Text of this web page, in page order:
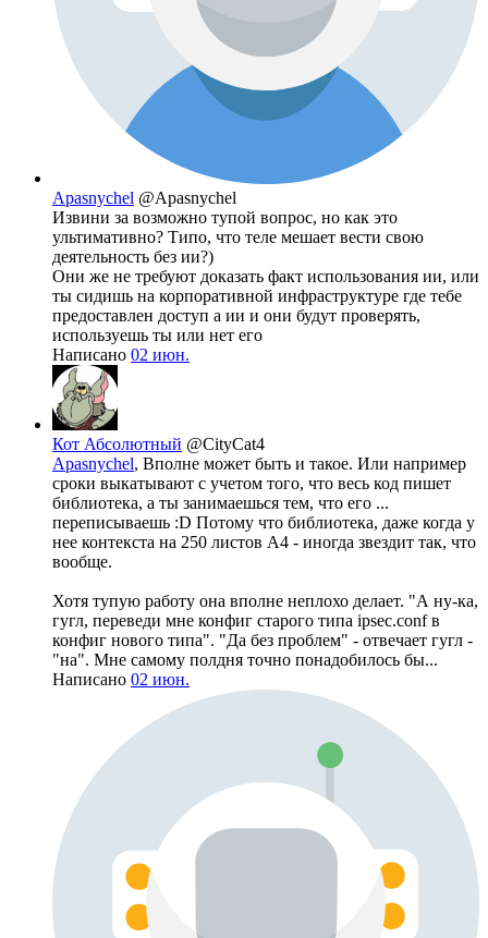
Apasnychel @Apasnychel
Извини за возможно тупой вопрос, но как это
ультимативно? Типо, что теле мешает вести свою
деятельность без ии?)
Они же не требуют доказать факт использования ии, или
ты сидишь на корпоративной инфраструктуре где тебе
предоставлен доступ а ии и они будут проверять,
используешь ты или нет его
Написано 02 июн.
Кот Абсолютный @CityCat4
Apasnychel, Вполне может быть и такое. Или например
сроки выкатывают с учетом того, что весь код пишет
библиотека, а ты занимаешься тем, что его ...
переписываешь :D Потому что библиотека, даже когда у
нее контекста на 250 листов А4 - иногда звездит так, что
вообще.
Хотя тупую работу она вполне неплохо делает. "А ну-ка,
гугл, переведи мне конфиг старого типа ipsec.conf в
конфиг нового типа". "Да без проблем" - отвечает гугл -
"на". Мне самому полдня точно понадобилось бы...
Написано 02 июн.